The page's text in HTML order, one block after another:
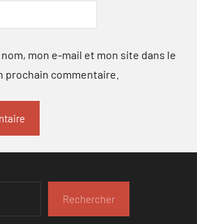
mon e-mail et mon site dans le
prochain commentaire.
Rechercher